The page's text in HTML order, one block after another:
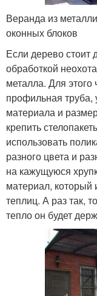
Веранда из
оконных блоков
Если дерево стоит
обработкой
металла. Для этого
профильная труба,
материала и
крепить
использовать
разного цвета и
на кажущуюся
материал, который
теплиц. А раз так,
тепло он будет